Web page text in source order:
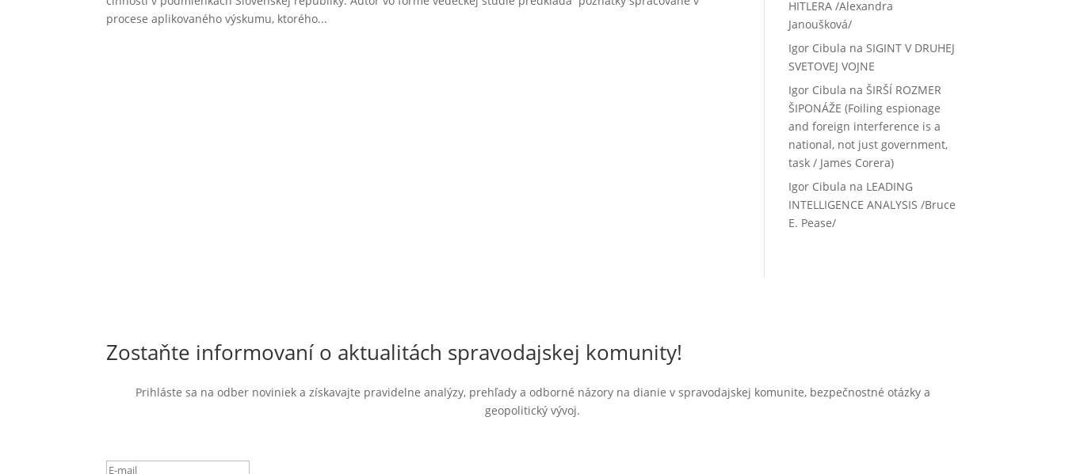
procese aplikovaného výskumu, ktorého...
HITLERA /Alexandra
Janoušková/
Igor Cibula na SIGINT V DRUHEJ
SVETOVEJ VOJNE
Igor Cibula na ŠIRŠÍ ROZMER
ŠIPONÁŽE (Foiling espionage
and foreign interference is a
national, not just government,
task / James Corera)
Igor Cibula na LEADING
INTELLIGENCE ANALYSIS /Bruce
E. Pease/
Zostaňte informovaní o aktualitách spravodajskej komunity!
Prihláste sa na odber noviniek a získavajte pravidelne analýzy, prehľady a odborné názory na dianie v spravodajskej komunite, bezpečnostné otázky a
geopolitický vývoj.